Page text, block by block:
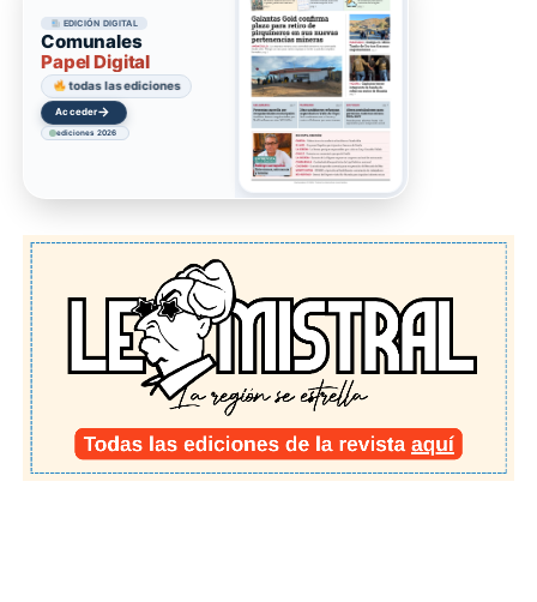
EDICIÓN DIGITAL
Comunales
Papel Digital
todas las ediciones
Acceder→
ediciones 2026